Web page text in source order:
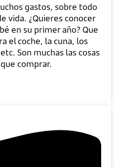
gastos, sobre todo
vida. ¿Quieres conocer
en su primer año? Que
el coche, la cuna, los
Son muchas las cosas
comprar.